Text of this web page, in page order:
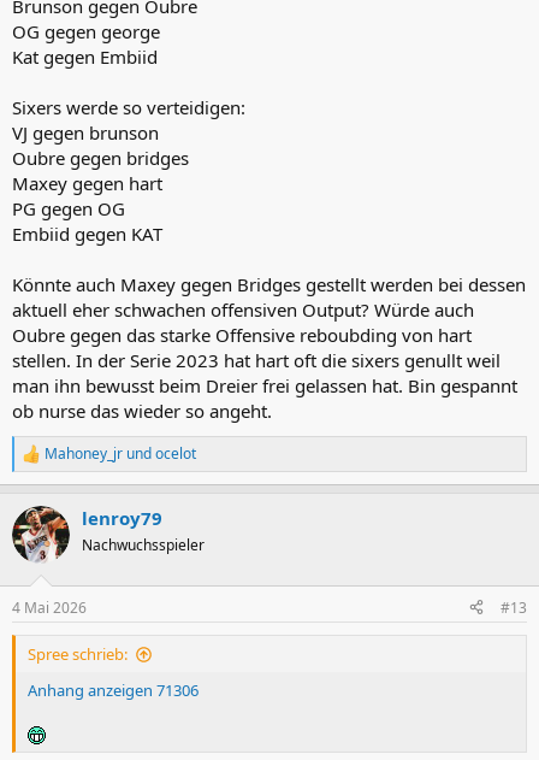
Brunson gegen Oubre
OG gegen george
Kat gegen Embiid
Sixers werde so verteidigen:
VJ gegen brunson
Oubre gegen bridges
Maxey gegen hart
PG gegen OG
Embiid gegen KAT
Könnte auch Maxey gegen Bridges gestellt werden bei dessen
aktuell eher schwachen offensiven Output? Würde auch
Oubre gegen das starke Offensive reboubding von hart
stellen. In der Serie 2023 hat hart oft die sixers genullt weil
man ihn bewusst beim Dreier frei gelassen hat. Bin gespannt
ob nurse das wieder so angeht.
R
e
k
t
i
e
n
Mahoney_jr undocelot
lenroy79
Nachwuchsspieler
4 Mai 2026 #13
Spree schrieb:
Anhang anzeigen 71306